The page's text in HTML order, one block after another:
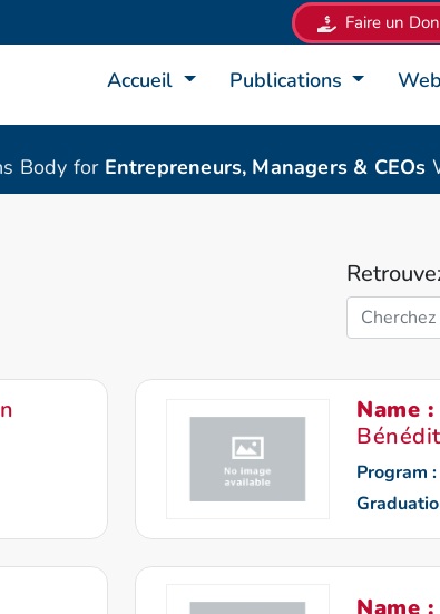
Faire un Don
Accueil Publications
Body for Entrepreneurs, Managers & CEOs
Name :
Program :
Name :